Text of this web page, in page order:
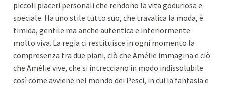
piccoli piaceri personali che rendono la vita goduriosa e
speciale. Ha uno stile tutto suo, che travalica la moda, è
timida, gentile ma anche autentica e interiormente
molto viva. La regia ci restituisce in ogni momento la
compresenza tra due piani, ciò che Amélie immagina e ciò
che Amélie vive, che si intrecciano in modo indissolubile
così come avviene nel mondo dei Pesci, in cui la fantasia e